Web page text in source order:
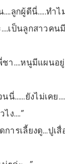
ลูกผู้ดีนี่…..ทำไ
เป็นลูกสาวคน
ชา….หนูมีแผน
นี่……ยังไม่เคย
ไง….”
การเลี้ยงดู…ปู